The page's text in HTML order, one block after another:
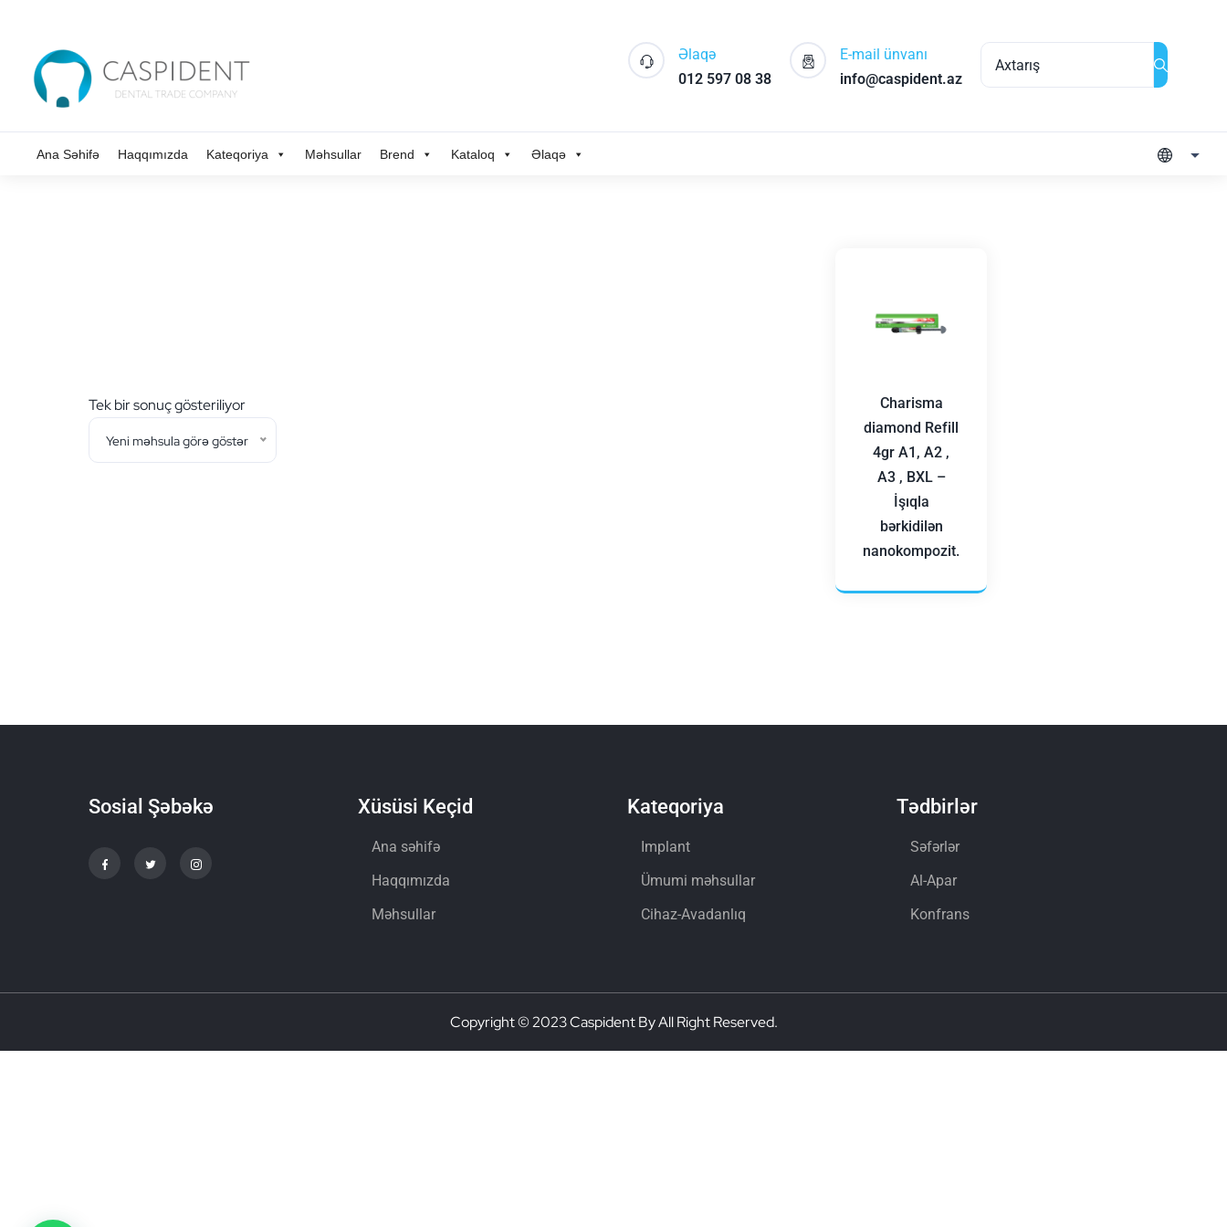
Əlaqə
012 597 08 38
E-mail ünvanı
info@caspident.az
Ana Səhifə Haqqımızda Kateqoriya Məhsullar Brend Kataloq Əlaqə
Tek bir sonuç gösteriliyor
Yeni məhsula görə göstər
Charisma
diamond Refill
4gr A1, A2 ,
A3 , BXL –
İşıqla
bərkidilən
nanokompozit.
Sosial Şəbəkə Xüsüsi Keçid
Ana səhifə
Haqqımızda
Məhsullar
Kateqoriya
Implant
Ümumi məhsullar
Cihaz-Avadanlıq
Tədbirlər
Səfərlər
Al-Apar
Konfrans
Copyright © 2023 Caspident By All Right Reserved.